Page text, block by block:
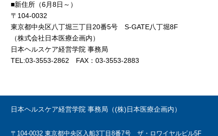
■新住所（6月8日～）
〒104-0032
東京都中央区八丁堀三丁目20番5号 S-GATE八丁堀8F
（株式会社日本医療企画内）
日本ヘルスケア経営学院 事務局
TEL:03-3553-2862 FAX：03-3553-2883
日本ヘルスケア経営学院 事務局（(株)日本医療企画内）
〒104-0032 東京都中央区入船3丁目8番7号 ザ・ロワイヤルビル5F